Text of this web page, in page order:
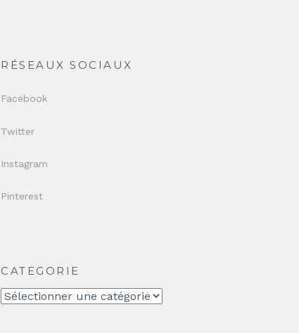
RÉSEAUX SOCIAUX
Facebook
Twitter
Instagram
Pinterest
CATEGORIE
CATEGORIE